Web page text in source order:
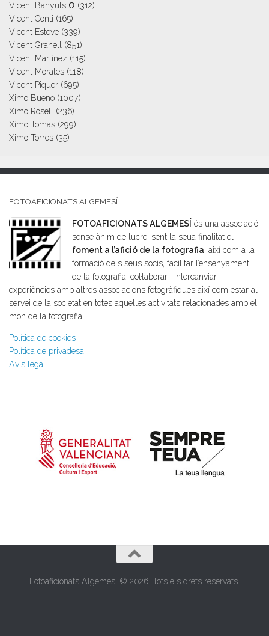
Vicent Banyuls Ω (312)
Vicent Conti (165)
Vicent Esteve (339)
Vicent Granell
(851)
Vicent Martinez (115)
Vicent Morales (118)
Vicent Piquer (695)
Ximo Bueno (1007)
Ximo Rosell
(236)
Ximo Tomás (299)
Ximo Torres (35)
FOTOAFICIONATS ALGEMESÍ
FOTOAFICIONATS ALGEMESÍ és una associació
sense ànim de lucre, sent la seua finalitat el
foment a l’afició de la fotografia, així com a la
formació dels seus socis, facilitar l’ensenyament
de la fotografia, col·laborar i intercanviar
experiències amb altres associacions fotogràfiques així com estar al
servei de la societat en totes aquelles activitats relacionades amb el
món de la fotografia.
Política de cookies
Política de privadesa
Avís legal
Fotoaficionats Algemesí © 2026. Tots els drets reservats.